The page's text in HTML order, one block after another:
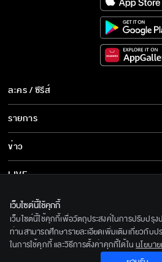
ละคร / ซีรีส์
ละคร/ซีรีส์
ซีรีส์นานาชาติ
การ์ตูน & เกม
รายการ
รายการทั้งหมด
ข่าว
ข่าวทั้งหมด
ข่าวประชาสัมพันธ์
LIVE
เกี่ยวกับเรา
BEC World
รู้จักเรา
ติดตามเราได้ที่
เว็บไซต์นี้ใช้คุกกี้
เว็บไซต์นี้ใช้คุกกี้เพื่อวัตถุประสงค์ในการปรับปรุ
ท่านสามารถศึกษารายละเอียดเพิ่มเติมเกี่ยวกับป
ในการใช้คุกกี้ และวิธีการตั้งค่าคุกกี้ได้ใน นโยบา